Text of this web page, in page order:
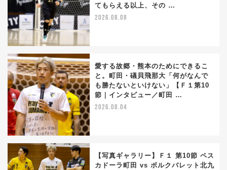
てもらえる以上、その …
2026.08.08
愛する故郷・熊本のためにできるこ
と。町田・礒貝飛那大「何がなんで
も勝たないといけない」【Ｆ１第10
節｜インタビュー／町田 …
2026.08.04
【写真ギャラリー】Ｆ１ 第10節 ペス
カドーラ町田 vs ボルクバレット北九